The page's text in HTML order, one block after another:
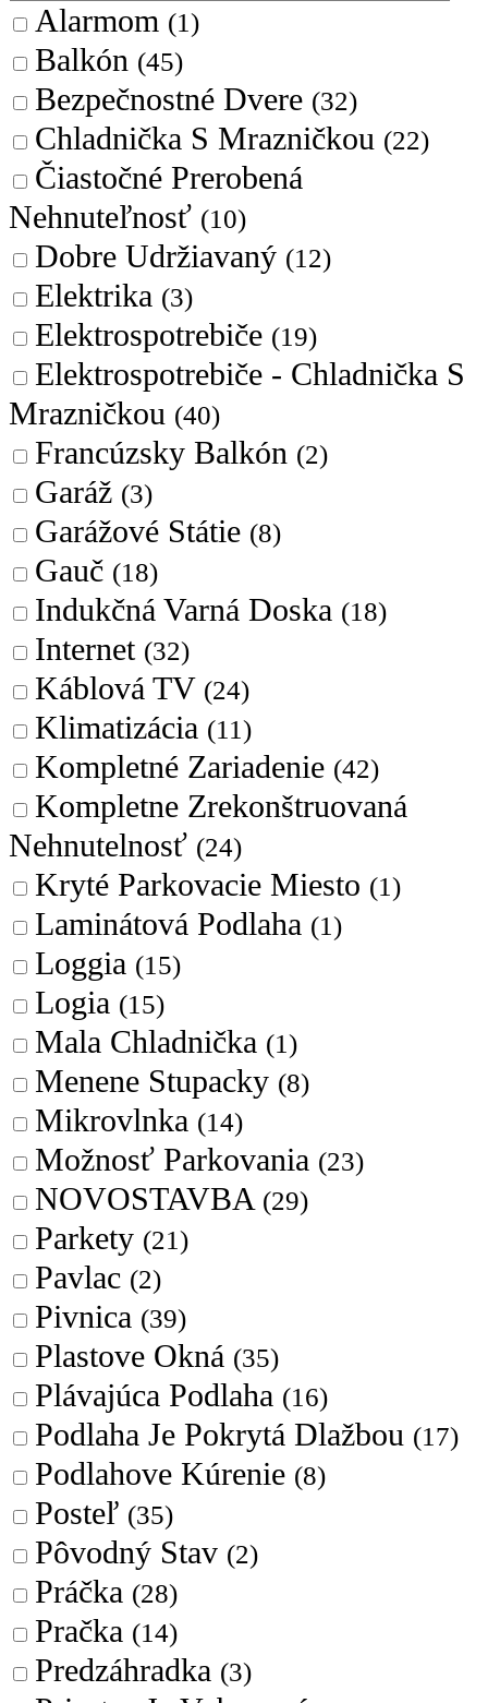
Alarmom (1)
Balkón (45)
Bezpečnostné Dvere (32)
Chladnička S Mrazničkou (22)
Čiastočné Prerobená
Nehnuteľnosť (10)
Dobre Udržiavaný (12)
Elektrika (3)
Elektrospotrebiče (19)
Elektrospotrebiče - Chladnička S
Mrazničkou (40)
Francúzsky Balkón (2)
Garáž (3)
Garážové Státie (8)
Gauč (18)
Indukčná Varná Doska (18)
Internet (32)
Káblová TV (24)
Klimatizácia (11)
Kompletné Zariadenie (42)
Kompletne Zrekonštruovaná
Nehnutelnosť (24)
Kryté Parkovacie Miesto (1)
Laminátová Podlaha (1)
Loggia (15)
Logia (15)
Mala Chladnička (1)
Menene Stupacky (8)
Mikrovlnka (14)
Možnosť Parkovania (23)
NOVOSTAVBA (29)
Parkety (21)
Pavlac (2)
Pivnica (39)
Plastove Okná (35)
Plávajúca Podlaha (16)
Podlaha Je Pokrytá Dlažbou (17)
Podlahove Kúrenie (8)
Posteľ (35)
Pôvodný Stav (2)
Práčka (28)
Pračka (14)
Predzáhradka (3)